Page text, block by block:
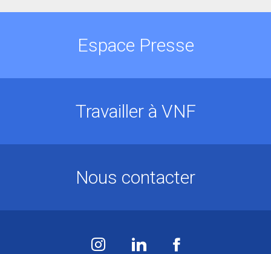
Espace Presse
Travailler à VNF
Nous contacter